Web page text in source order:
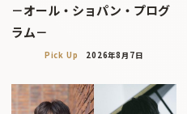
－オール・ショパン・プログ
ラム－
Pick Up 2026年8月7日